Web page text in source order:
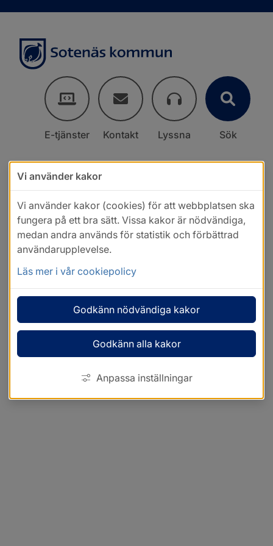
E-tjänster Kontakt Lyssna Sök
Vi använder kakor
Vi använder kakor (cookies) för att webbplatsen ska
fungera på ett bra sätt. Vissa kakor är nödvändiga,
medan andra används för statistik och förbättrad
användarupplevelse.
Läs mer i vår cookiepolicy
Godkänn nödvändiga kakor
Godkänn alla kakor
Anpassa inställningar